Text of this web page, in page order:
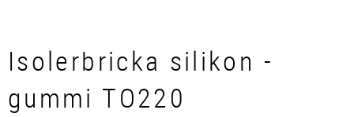
Isolerbricka silikon -
gummi TO220